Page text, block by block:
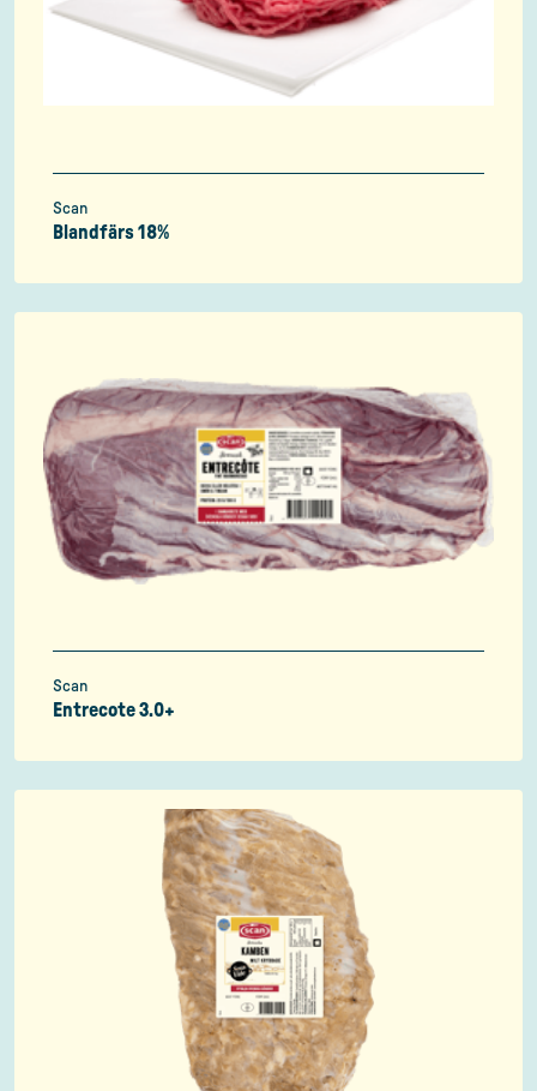
Scan
Blandfärs 18%
Scan
Entrecote 3.0+